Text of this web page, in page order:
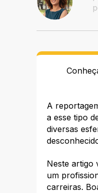
A
a esse tipo
diversas
Neste artigo
um
carreiras.